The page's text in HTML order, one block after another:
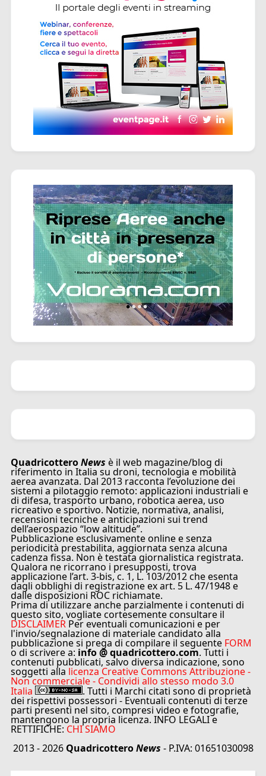
QuadricotteroNews è il web magazine/blog di
riferimento in Italia su droni, tecnologia e mobilità
aerea avanzata. Dal 2013 racconta l’evoluzione dei
sistemi a pilotaggio remoto: applicazioni industriali e
di difesa, trasporto urbano, robotica aerea, uso
ricreativo e sportivo. Notizie, normativa, analisi,
recensioni tecniche e anticipazioni sui trend
dell’aerospazio “low altitude”.
Pubblicazione esclusivamente online e senza
periodicità prestabilita, aggiornata senza alcuna
cadenza fissa. Non è testata giornalistica registrata.
Qualora ne ricorrano i presupposti, trova
applicazione l’art. 3-bis, c. 1, L. 103/2012 che esenta
dagli obblighi di registrazione ex art. 5 L. 47/1948 e
dalle disposizioni ROC richiamate.
Prima di utilizzare anche parzialmente i contenuti di
questo sito, vogliate cortesemente consultare il
DISCLAIMER Per eventuali comunicazioni e per
l'invio/segnalazione di materiale candidato alla
pubblicazione si prega di compilare il seguente FORM
o di scrivere a: info @ quadricottero.com. Tutti i
contenuti pubblicati, salvo diversa indicazione, sono
soggetti alla licenza Creative Commons Attribuzione -
Non commerciale - Condividi allo stesso modo 3.0
Italia . Tutti i Marchi citati sono di proprietà
dei rispettivi possessori - Eventuali contenuti di terze
parti presenti nel sito, compresi video e fotografie,
mantengono la propria licenza. INFO LEGALI e
RETTIFICHE: CHI SIAMO
2013 - 2026 QuadricotteroNews - P.IVA: 01651030098